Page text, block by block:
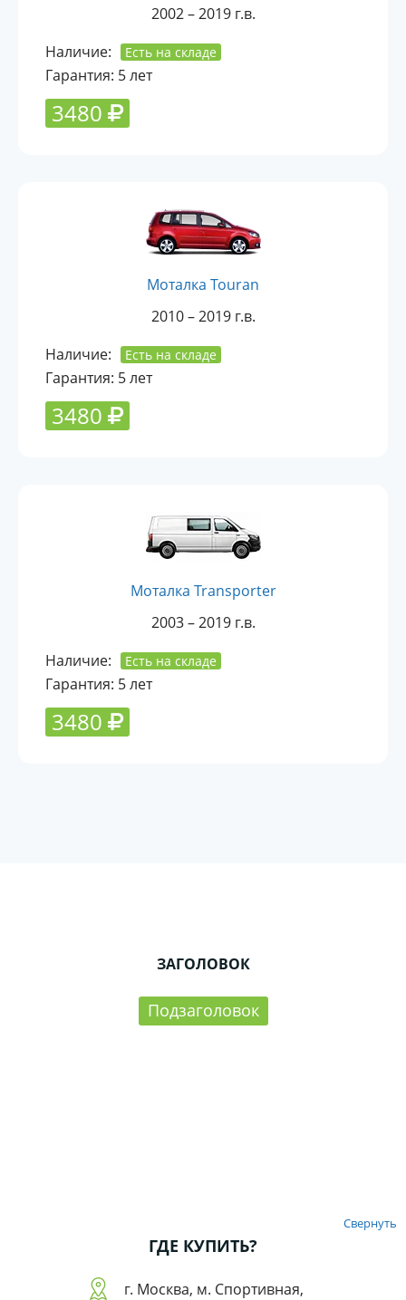
2002 – 2019 г.в.
Наличие:
Есть на складе
Гарантия: 5 лет
3480
Моталка Touran
2010 – 2019 г.в.
Наличие:
Есть на складе
Гарантия: 5 лет
3480
Моталка Transporter
2003 – 2019 г.в.
Наличие:
Есть на складе
Гарантия: 5 лет
3480
ЗАГОЛОВОК
Подзаголовок
Свернуть
ГДЕ КУПИТЬ?
г. Москва, м. Спортивная,